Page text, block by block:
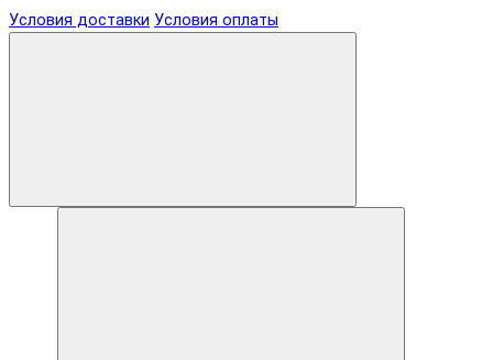
Условия доставки Условия оплаты